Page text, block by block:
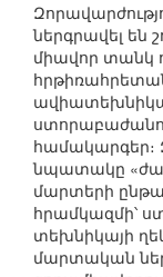
ներգրավել են
միավոր տանկ
համակարգեր։
նպատակը
մարտերի
հրամկազմի՝
տեխնիկայի
մարտական